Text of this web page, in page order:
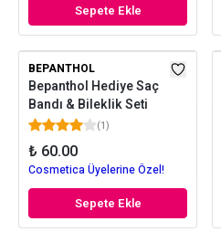
Sepete Ekle
BEPANTHOL
Bepanthol Hediye Saç
Bandı & Bileklik Seti
(1)
₺ 60.00
Cosmetica Üyelerine Özel!
Sepete Ekle